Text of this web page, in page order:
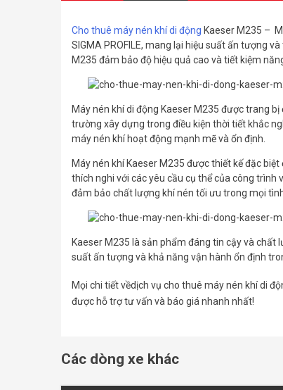
Cho thuê máy nén khí di động Kaeser M235 –
SIGMA PROFILE, mang lại hiệu suất ấn tượng
M235 đảm bảo độ hiệu quả cao và tiết kiệm
Máy nén khí di động Kaeser M235 được trang
trường xây dựng trong điều kiện thời tiết khắc
máy nén khí hoạt động mạnh mẽ và ổn định.
Máy nén khí Kaeser M235 được thiết kế đặc
thích nghi với các yêu cầu cụ thể của công trình
đảm bảo chất lượng khí nén tối ưu trong mọi
Kaeser M235 là sản phẩm đáng tin cậy và chất
suất ấn tượng và khả năng vận hành ổn định
Mọi chi tiết vềdịch vụ cho thuê máy nén khí di
được hỗ trợ tư vấn và báo giá nhanh nhất!
Các dòng xe khác